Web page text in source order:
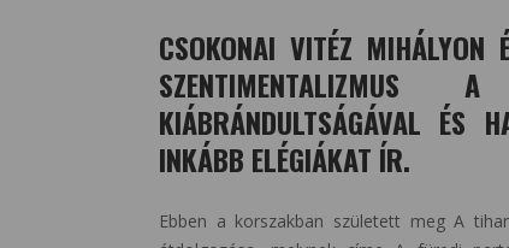
CSOKONAI VITÉZ MIHÁLYON
SZENTIMENTALIZMUS
KIÁBRÁNDULTSÁGÁVAL ÉS
INKÁBB ELÉGIÁKAT ÍR.
Ebben a korszakban született meg A